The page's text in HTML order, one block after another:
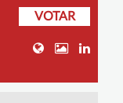
VOTAR